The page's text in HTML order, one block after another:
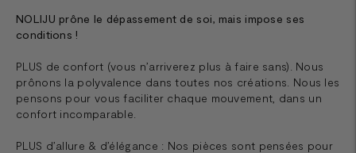
NOLIJU prône le dépassement de soi, mais impose ses
conditions !
PLUS de confort (vous n’arriverez plus à faire sans). Nous
prônons la polyvalence dans toutes nos créations. Nous les
pensons pour vous faciliter chaque mouvement, dans un
confort incomparable.
PLUS d’allure & d’élégance : Nos pièces sont pensées pour